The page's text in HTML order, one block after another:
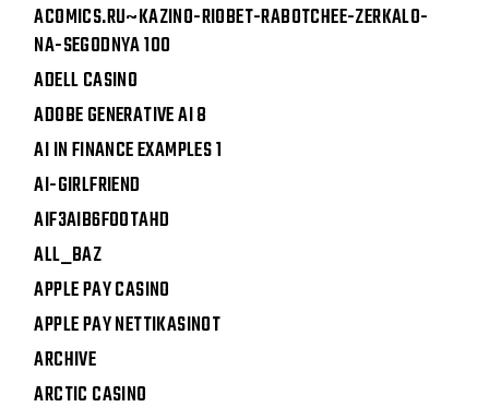
ACOMICS.RU~KAZINO-RIOBET-RABOTCHEE-ZERKALO-
NA-SEGODNYA 100
ADELL CASINO
ADOBE GENERATIVE AI 8
AI IN FINANCE EXAMPLES 1
AI-GIRLFRIEND
AIF3AIB6FOOTAHD
ALL_BAZ
APPLE PAY CASINO
APPLE PAY NETTIKASINOT
ARCHIVE
ARCTIC CASINO